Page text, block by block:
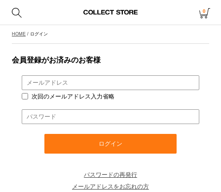
0
HOME / ログイン
会員登録がお済みのお客様
次回のメールアドレス入力省略
パスワードの再発行
メールアドレスをお忘れの方